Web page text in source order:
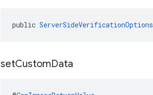
public ServerSideVerificationOptions
setCustomData